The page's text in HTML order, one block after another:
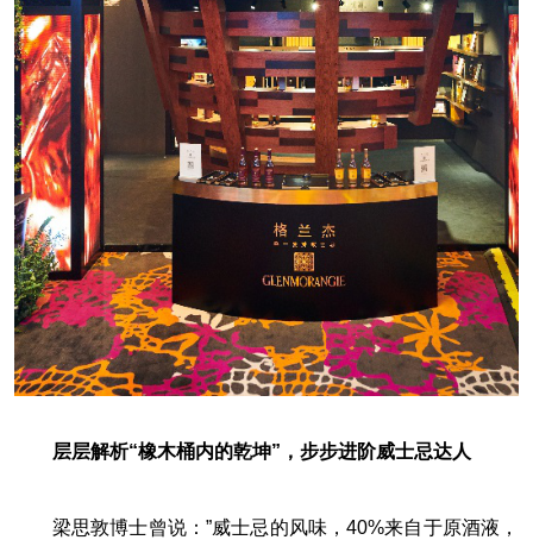
层层解析“橡木桶内的乾坤”，步步进阶威士忌达人
梁思敦博士曾说：”威士忌的风味，40%来自于原酒液，